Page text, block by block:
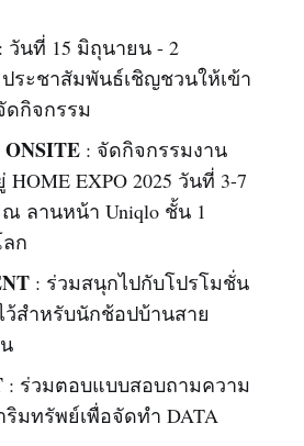
นที่ 15 มิถุนายน - 2
ระชาสัมพันธ์เชิญชวนให้เข้า
ดกิจกรรม
: จัดกิจกรรมงาน
EXPO 2025 วันที่ 3-7
ลานหน้า Uniqlo ชั้น 1
ก
: ร่วมสนุกไปกับโปรโมชั่น
ว้สำหรับนักช้อปบ้านสาย
: ร่วมตอบแบบสอบถามความ
มทรัพย์เพื่อจัดทำ DATA